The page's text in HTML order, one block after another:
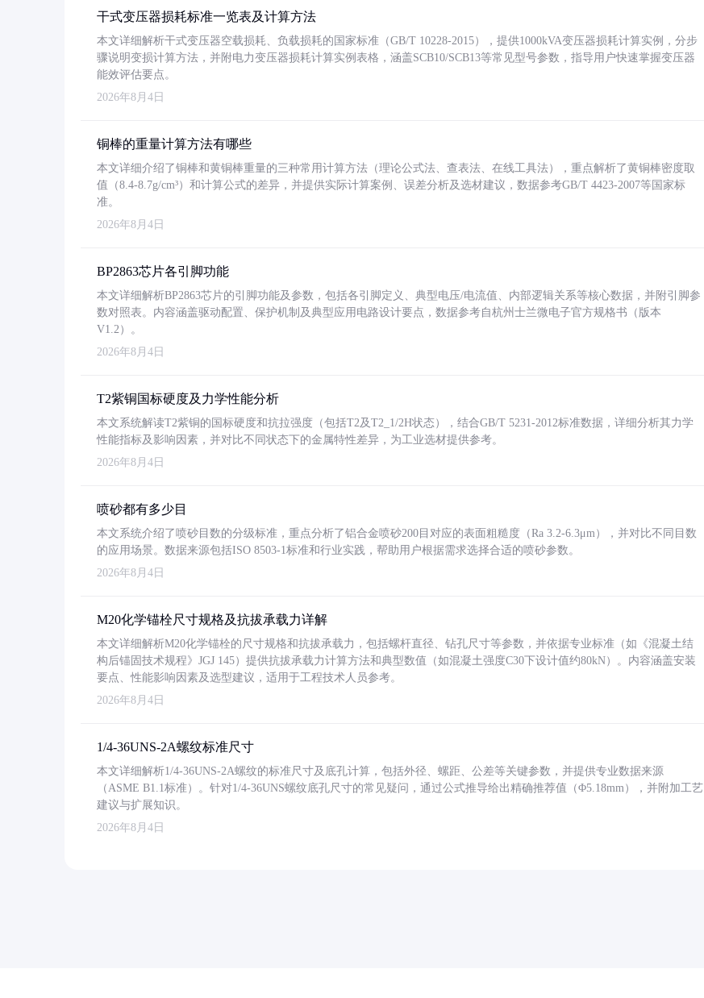
干式变压器损耗标准一览表及计算方法
本文详细解析干式变压器空载损耗、负载损耗的国家标准（GB/T 10228-2015），提供1000kVA变压器损耗计算实例，分步
骤说明变损计算方法，并附电力变压器损耗计算实例表格，涵盖SCB10/SCB13等常见型号参数，指导用户快速掌握变压器
能效评估要点。
2026年8月4日
铜棒的重量计算方法有哪些
本文详细介绍了铜棒和黄铜棒重量的三种常用计算方法（理论公式法、查表法、在线工具法），重点解析了黄铜棒密度取
值（8.4-8.7g/cm³）和计算公式的差异，并提供实际计算案例、误差分析及选材建议，数据参考GB/T 4423-2007等国家标
准。
2026年8月4日
BP2863芯片各引脚功能
本文详细解析BP2863芯片的引脚功能及参数，包括各引脚定义、典型电压/电流值、内部逻辑关系等核心数据，并附引脚参
数对照表。内容涵盖驱动配置、保护机制及典型应用电路设计要点，数据参考自杭州士兰微电子官方规格书（版本
V1.2）。
2026年8月4日
T2紫铜国标硬度及力学性能分析
本文系统解读T2紫铜的国标硬度和抗拉强度（包括T2及T2_1/2H状态），结合GB/T 5231-2012标准数据，详细分析其力学
性能指标及影响因素，并对比不同状态下的金属特性差异，为工业选材提供参考。
2026年8月4日
喷砂都有多少目
本文系统介绍了喷砂目数的分级标准，重点分析了铝合金喷砂200目对应的表面粗糙度（Ra 3.2-6.3μm），并对比不同目数
的应用场景。数据来源包括ISO 8503-1标准和行业实践，帮助用户根据需求选择合适的喷砂参数。
2026年8月4日
M20化学锚栓尺寸规格及抗拔承载力详解
本文详细解析M20化学锚栓的尺寸规格和抗拔承载力，包括螺杆直径、钻孔尺寸等参数，并依据专业标准（如《混凝土结
构后锚固技术规程》JGJ 145）提供抗拔承载力计算方法和典型数值（如混凝土强度C30下设计值约80kN）。内容涵盖安装
要点、性能影响因素及选型建议，适用于工程技术人员参考。
2026年8月4日
1/4-36UNS-2A螺纹标准尺寸
本文详细解析1/4-36UNS-2A螺纹的标准尺寸及底孔计算，包括外径、螺距、公差等关键参数，并提供专业数据来源
（ASME B1.1标准）。针对1/4-36UNS螺纹底孔尺寸的常见疑问，通过公式推导给出精确推荐值（Φ5.18mm），并附加工艺
建议与扩展知识。
2026年8月4日